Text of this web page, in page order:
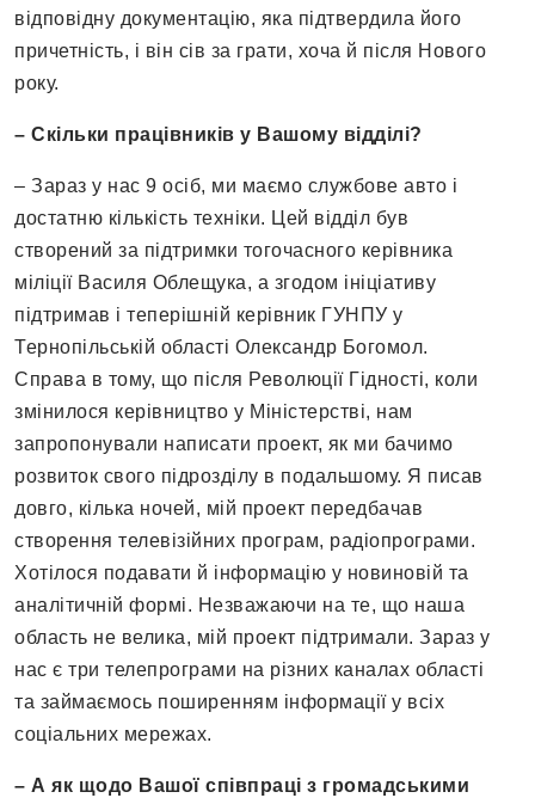
відповідну документацію, яка підтвердила його
причетність, і він сів за грати, хоча й після Нового
року.
– Скільки працівників у Вашому відділі?
– Зараз у нас 9 осіб, ми маємо службове авто і
достатню кількість техніки. Цей відділ був
створений за підтримки тогочасного керівника
міліції Василя Облещука, а згодом ініціативу
підтримав і теперішній керівник ГУНПУ у
Тернопільській області Олександр Богомол.
Справа в тому, що після Революції Гідності, коли
змінилося керівництво у Міністерстві, нам
запропонували написати проект, як ми бачимо
розвиток свого підрозділу в подальшому. Я писав
довго, кілька ночей, мій проект передбачав
створення телевізійних програм, радіопрограми.
Хотілося подавати й інформацію у новиновій та
аналітичній формі. Незважаючи на те, що наша
область не велика, мій проект підтримали. Зараз у
нас є три телепрограми на різних каналах області
та займаємось поширенням інформації у всіх
соціальних мережах.
– А як щодо Вашої співпраці з громадськими